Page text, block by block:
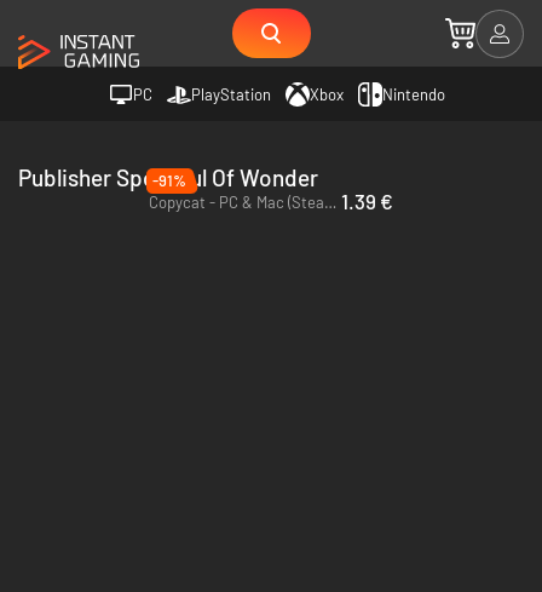
PC PlayStation Xbox Nintendo
Publisher Spoonful Of Wonder
-91%
Copycat - PC & Mac (Steam) 1.39 €